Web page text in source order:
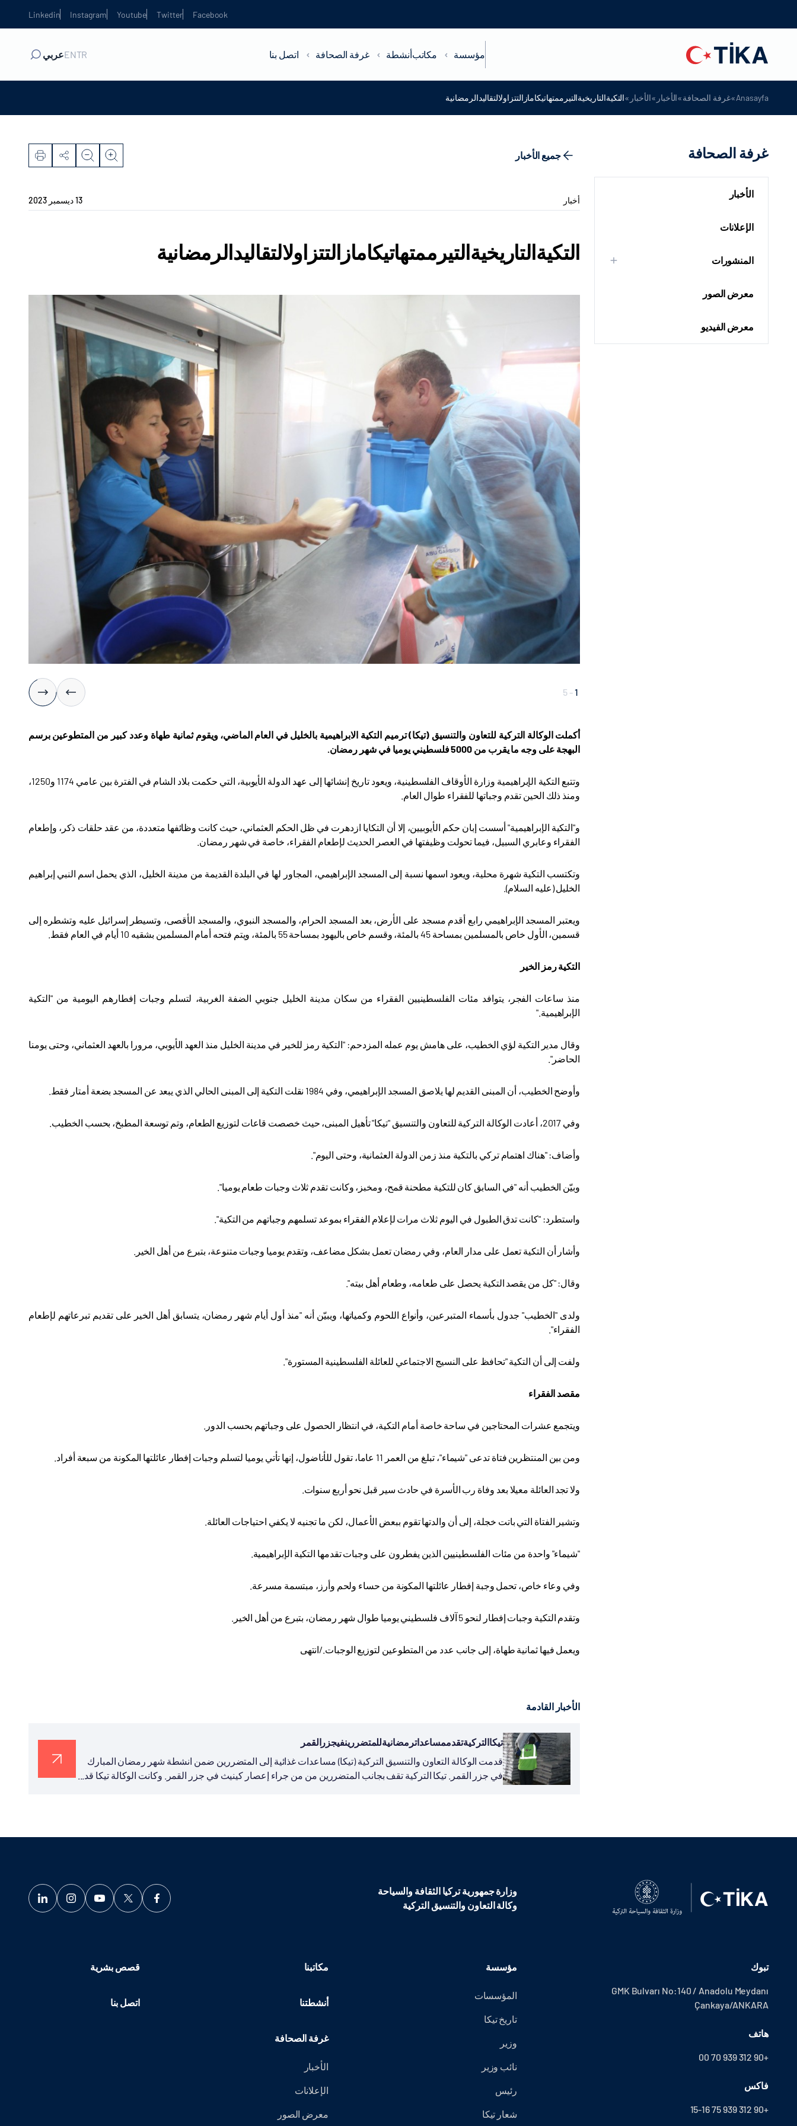
Facebook
Twitter
Youtube
Instagram
Linkedin
مؤسسة مكاتبأنشطة غرفة الصحافة اتصل بنا TR
ENعربي
Anasayfa
»غرفة الصحافة»الأخبار »الأخبار »التكيةالتاريخيةالتيرممتهاتيكامازالتتزاولالتقاليدالرمضانية
غرفة الصحافة
الأخبار
الإعلانات
المنشورات
معرض الصور
معرض الفيديو
جميع الأخبار
أخبار 13 ديسمبر 2023
التكيةالتاريخيةالتيرممتهاتيكامازالتتزاولالتقاليدالرمضانية
1
-
5
أكملت الوكالة التركية للتعاون والتنسيق (تيكا) ترميم التكية الابراهيمية بالخليل في العام الماضي، ويقوم ثمانية طهاة وعدد كبير من المتطوعين برسم
البهجة على وجه ما يقرب من 5000 فلسطيني يوميا في شهر رمضان.
وتتبع التكية الإبراهيمية وزارة الأوقاف الفلسطينية، ويعود تاريخ إنشائها إلى عهد الدولة الأيوبية، التي حكمت بلاد الشام في الفترة بين عامي 1174 و1250،
ومنذ ذلك الحين تقدم وجباتها للفقراء طوال العام
و"التكية الإبراهيمية" أسست إبان حكم الأيوبيين، إلا أن التكايا ازدهرت في ظل الحكم العثماني، حيث كانت وظائفها متعددة، من عقد حلقات ذكر، وإطعام
الفقراء وعابري السبيل، فيما تحولت وظيفتها في العصر الحديث لإطعام الفقراء، خاصة في شهر رمضان
وتكتسب التكية شهرة محلية، ويعود اسمها نسبة إلى المسجد الإبراهيمي، المجاور لها في البلدة القديمة من مدينة الخليل، الذي يحمل اسم النبي إبراهيم
الخليل (عليه السلام)
ويعتبر المسجد الإبراهيمي رابع أقدم مسجد على الأرض، بعد المسجد الحرام، والمسجد النبوي، والمسجد الأقصى، وتسيطر إسرائيل عليه وتشطره إلى
قسمين، الأول خاص بالمسلمين بمساحة 45 بالمئة، وقسم خاص باليهود بمساحة 55 بالمئة، ويتم فتحه أمام المسلمين بشقيه 10 أيام في العام فقط
التكية رمز الخير
منذ ساعات الفجر، يتوافد مئات الفلسطينيين الفقراء من سكان مدينة الخليل جنوبي الضفة الغربية، لتسلم وجبات إفطارهم اليومية من "التكية
الإبراهيمية ".
وقال مدير التكية لؤي الخطيب، على هامش يوم عمله المزدحم: "التكية رمز للخير في مدينة الخليل منذ العهد الأيوبي، مرورا بالعهد العثماني، وحتى يومنا
الحاضر".
وأوضح الخطيب، أن المبنى القديم لها يلاصق المسجد الإبراهيمي، وفي 1984 نقلت التكية إلى المبنى الحالي الذي يبعد عن المسجد بضعة أمتار فقط
وفي 2017، أعادت الوكالة التركية للتعاون والتنسيق "تيكا" تأهيل المبنى، حيث خصصت قاعات لتوزيع الطعام، وتم توسعة المطبخ، بحسب الخطيب
وأضاف: "هناك اهتمام تركي بالتكية منذ زمن الدولة العثمانية، وحتى اليوم".
وبيّن الخطيب أنه "في السابق كان للتكية مطحنة قمح، ومخبز، وكانت تقدم ثلاث وجبات طعام يوميا".
واستطرد: "كانت تدق الطبول في اليوم ثلاث مرات لإعلام الفقراء بموعد تسلمهم وجباتهم من التكية".
وأشار أن التكية تعمل على مدار العام، وفي رمضان تعمل بشكل مضاعف، وتقدم يوميا وجبات متنوعة، بتبرع من أهل الخير
وقال: "كل من يقصد التكية يحصل على طعامه، وطعام أهل بيته".
ولدى "الخطيب" جدول بأسماء المتبرعين، وأنواع اللحوم وكمياتها، ويبيّن أنه "منذ أول أيام شهر رمضان، يتسابق أهل الخير على تقديم تبرعاتهم لإطعام
الفقراء".
ولفت إلى أن التكية "تحافظ على النسيج الاجتماعي للعائلة الفلسطينية المستورة".
مقصد الفقراء
ويتجمع عشرات المحتاجين في ساحة خاصة أمام التكية، في انتظار الحصول على وجباتهم بحسب الدور
ومن بين المنتظرين فتاة تدعى "شيماء"، تبلغ من العمر 11 عاما، تقول للأناضول، إنها تأتي يوميا لتسلم وجبات إفطار عائلتها المكونة من سبعة أفراد
ولا تجد العائلة معيلا بعد وفاة رب الأسرة في حادث سير قبل نحو أربع سنوات
وتشير الفتاة التي باتت خجلة، إلى أن والدتها تقوم ببعض الأعمال، لكن ما تجنيه لا يكفي احتياجات العائلة
"شيماء" واحدة من مئات الفلسطينيين الذين يفطرون على وجبات تقدمها التكية الإبراهيمية
وفي وعاء خاص، تحمل وجبة إفطار عائلتها المكونة من حساء ولحم وأرز، مبتسمة مسرعة
وتقدم التكية وجبات إفطار لنحو 5 آلاف فلسطيني يوميا طوال شهر رمضان، بتبرع من أهل الخير
ويعمل فيها ثمانية طهاة، إلى جانب عدد من المتطوعين لتوزيع الوجبات./انتهى
الأخبار القادمة
تيكاالتركيةتقدممساعداترمضانيةللمتضررينفيجزرالقمر
قدمت الوكالة التعاون والتنسيق التركية (تيكا) مساعدات غذائية إلى المتضررين ضمن انشطة شهر رمضان المبارك
في جزر القمر. تيكا التركية تقف بجانب المتضررين من من جراء إعصار كينيث في جزر القمر. وكانت الوكالة تيكا قد...
وزارة جمهورية تركيا الثقافة والسياحة
وكالة التعاون والتنسيق التركية
تبوك
GMK Bulvarı No:140 / Anadolu Meydanı
Çankaya/ANKARA
هاتف
+90 312 939 70 00
فاكس
+90 312 939 75 15-16
مؤسسة
المؤسسات
تاريخ تيكا
وزير
نائب وزير
رئيس
شعار تيكا
مكاتبنا
أنشطتنا
غرفة الصحافة
الأخبار
الإعلانات
معرض الصور
قصص بشرية
اتصل بنا